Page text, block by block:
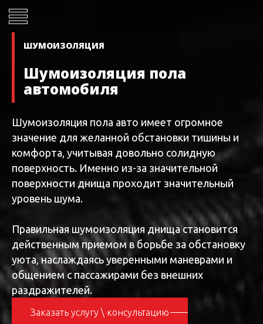
ШУМОИЗОЛЯЦИЯ
Шумоизоляция пола
автомобиля
Шумоизоляция пола авто имеет огромное
значение для желанной обстановки тишины и
комфорта, учитывая довольно солидную
поверхность. Именно из-за значительной
поверхности днища проходит значительный
уровень шума.
Правильная шумоизоляция днища становится
действенным приемом в борьбе за обстановку
уюта, наслаждаясь уверенными маневрами и
общением с пассажирами без внешних
раздражителей.
Заказать услугу \ консультацию